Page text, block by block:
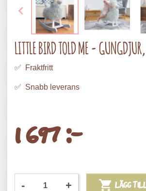

LITTLE BIRD TOLD ME -
✅ Fraktfritt
✅ Snabb leverans
1 697 :-
- +  LÄGG